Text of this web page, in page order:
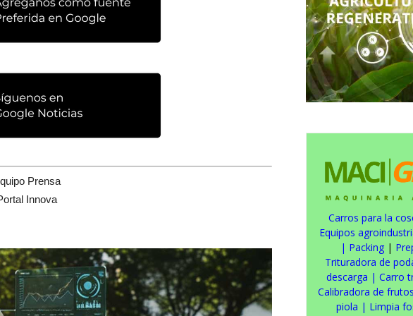
Prensa
Innova
Carros para la
Equipos
| Packing|
Trituradora de
descarga | Carro
Calibradora de
piola | Limpia